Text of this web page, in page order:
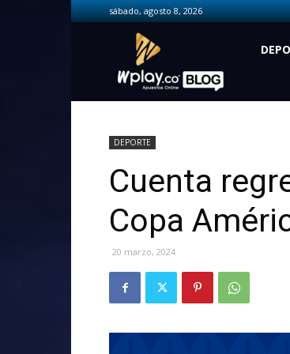
sábado, agosto 8, 2026
DEPORTE
Cuenta
Copa
20 marzo, 2024